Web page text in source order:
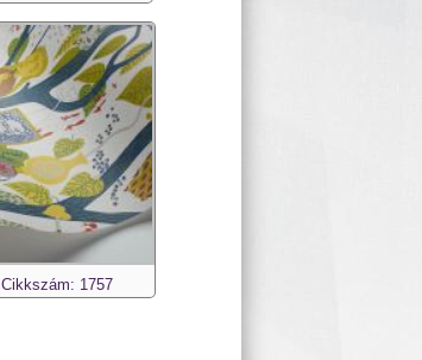
Cikkszám: 1757